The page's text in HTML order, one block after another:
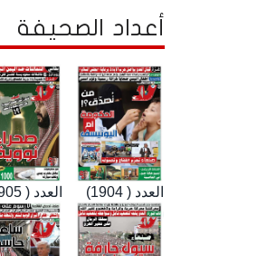
أعداد الصحيفة
العدد ( 1905) العدد ( 1904)